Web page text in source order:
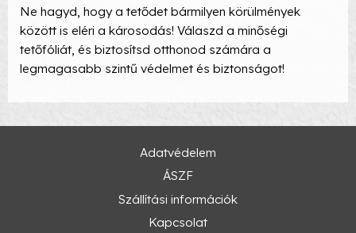
Ne hagyd, hogy a tetődet bármilyen körülmények
között is eléri a károsodás! Válaszd a minőségi
tetőfóliát, és biztosítsd otthonod számára a
legmagasabb szintű védelmet és biztonságot!
Adatvédelem
ÁSZF
Szállítási információk
Kapcsolat